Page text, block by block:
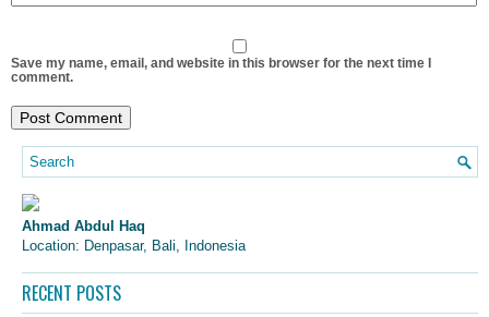
Save my name, email, and website in this browser for the next time I
comment.
Ahmad Abdul Haq
Location: Denpasar, Bali, Indonesia
RECENT POSTS